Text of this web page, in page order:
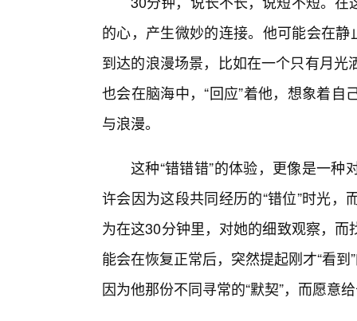
的心，产生微妙的连接。他可能会在
到达的浪漫场景，比如在一个只有月
也会在脑海中，“回应”着他，想象着
与浪漫。
这种“错错错”的体验，更像是一
许会因为这段共同经历的“错位”时光
为在这30分钟里，对她的细致观察，
能会在恢复正常后，突然提起刚才“看
因为他那份不同寻常的“默契”，而愿意